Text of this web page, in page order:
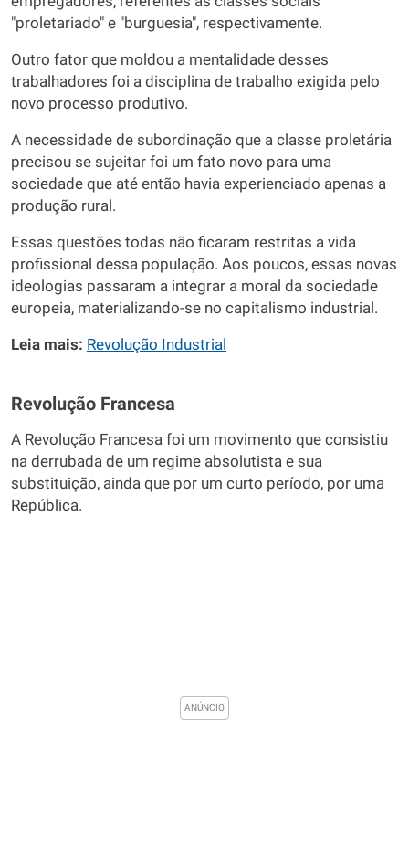
"proletariado" e "burguesia", respectivamente.
Outro fator que moldou a mentalidade desses
trabalhadores foi a disciplina de trabalho exigida pelo
novo processo produtivo.
A necessidade de subordinação que a classe proletária
precisou se sujeitar foi um fato novo para uma
sociedade que até então havia experienciado apenas a
produção rural.
Essas questões todas não ficaram restritas a vida
profissional dessa população. Aos poucos, essas novas
ideologias passaram a integrar a moral da sociedade
europeia, materializando-se no capitalismo industrial.
Leia mais: Revolução Industrial
Revolução Francesa
A Revolução Francesa foi um movimento que consistiu
na derrubada de um regime absolutista e sua
substituição, ainda que por um curto período, por uma
República.